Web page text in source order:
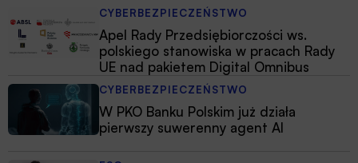
CYBERBEZPIECZEŃSTWO
Apel Rady Przedsiębiorczości ws.
polskiego stanowiska w pracach Rady
UE nad pakietem Digital Omnibus
CYBERBEZPIECZEŃSTWO
W PKO Banku Polskim już działa
pierwszy suwerenny agent AI